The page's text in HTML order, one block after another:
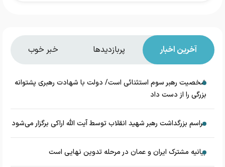
آخرین اخبار پربازدیدها خبر خوب
شخصیت رهبر سوم استثنائی است/ دولت با شهادت رهبری پشتوانه
بزرگی را از دست داد
مراسم بزرگداشت رهبر شهید انقلاب توسط آیت الله اراکی برگزار می‌شود
بیانیه مشترک ایران و عمان در مرحله تدوین نهایی است